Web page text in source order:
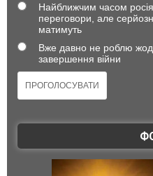
Найближчим часом
переговори, але
матимуть
Вже давно не роблю
завершення війни